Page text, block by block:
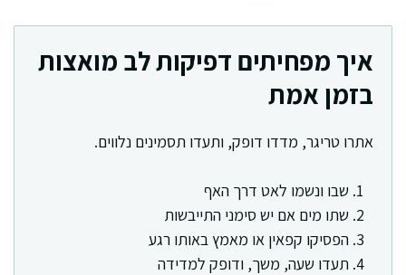
איך מפחיתים דפיקות לב מואצות
בזמן אמת
אתרו טריגר, מדדו דופק, ותעדו תסמינים נלווים.
שבו ונשמו לאט דרך האף
שתו מים אם יש סימני התייבשות
הפסיקו קפאין או מאמץ באותו רגע
תעדו שעה, משך, ודופק למדידה